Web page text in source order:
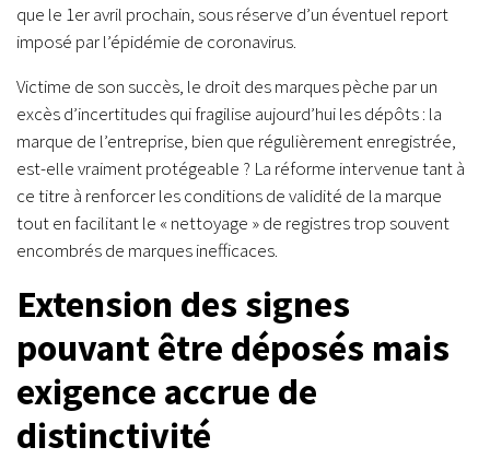
que le 1er avril prochain, sous réserve d’un éventuel report
imposé par l’épidémie de coronavirus.
Victime de son succès, le droit des marques pèche par un
excès d’incertitudes qui fragilise aujourd’hui les dépôts : la
marque de l’entreprise, bien que régulièrement enregistrée,
est-elle vraiment protégeable ? La réforme intervenue tant à
ce titre à renforcer les conditions de validité de la marque
tout en facilitant le « nettoyage » de registres trop souvent
encombrés de marques inefficaces.
Extension des signes
pouvant être déposés mais
exigence accrue de
distinctivité